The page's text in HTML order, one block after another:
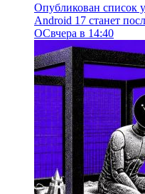
Опубликован список
Android 17 станет
ОСвчера в 14:40